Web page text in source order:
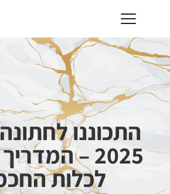
התכוננו
2025 –
לכלות